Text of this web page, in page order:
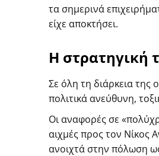
τα σημερινά
είχε αποκτήσει.
Η στρατηγική
Σε όλη τη διάρκεια της
πολιτικά ανεύθυνη,
Οι αναφορές σε
αιχμές προς τον Νίκος
ανοιχτά στην πόλωση